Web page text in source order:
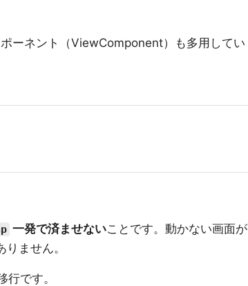
ーネント（ViewComponent）も多用してい
一発で済ませないことです。動かない画面が
ません。
です。